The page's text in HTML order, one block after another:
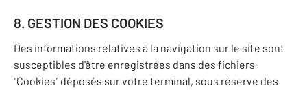
8. GESTION DES COOKIES
Des informations relatives à la navigation sur le site sont
susceptibles d'être enregistrées dans des fichiers
"Cookies" déposés sur votre terminal, sous réserve des